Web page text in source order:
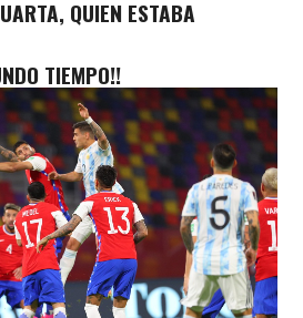
QUIEN ESTABA
TIEMPO!!